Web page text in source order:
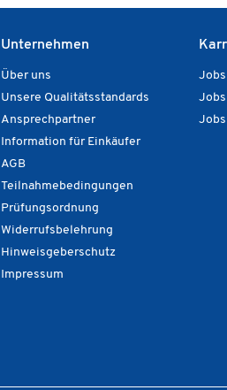
Unternehmen
Über uns
Unsere Qualitätsstandards
Ansprechpartner
Information für Einkäufer
AGB
Teilnahmebedingungen
Prüfungsordnung
Widerrufsbelehrung
Hinweisgeberschutz
Impressum
Jobs
Jobs